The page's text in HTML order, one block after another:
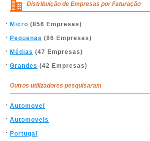
Distribuição de Empresas por Faturação
Micro (856 Empresas)
Pequenas (86 Empresas)
Médias (47 Empresas)
Grandes (42 Empresas)
Outros utilizadores pesquisaram
Automovel
Automoveis
Portugal